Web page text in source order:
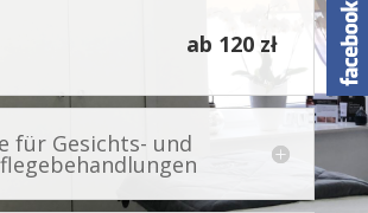
ab 120 zł
für Gesichts- und